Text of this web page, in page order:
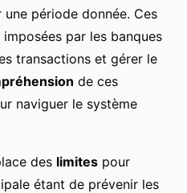
période donnée. Ces
par les banques
transactions et gérer le
de ces
naviguer le système
des limites pour
étant de prévenir les